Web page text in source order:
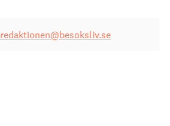
redaktionen@besoksliv.se